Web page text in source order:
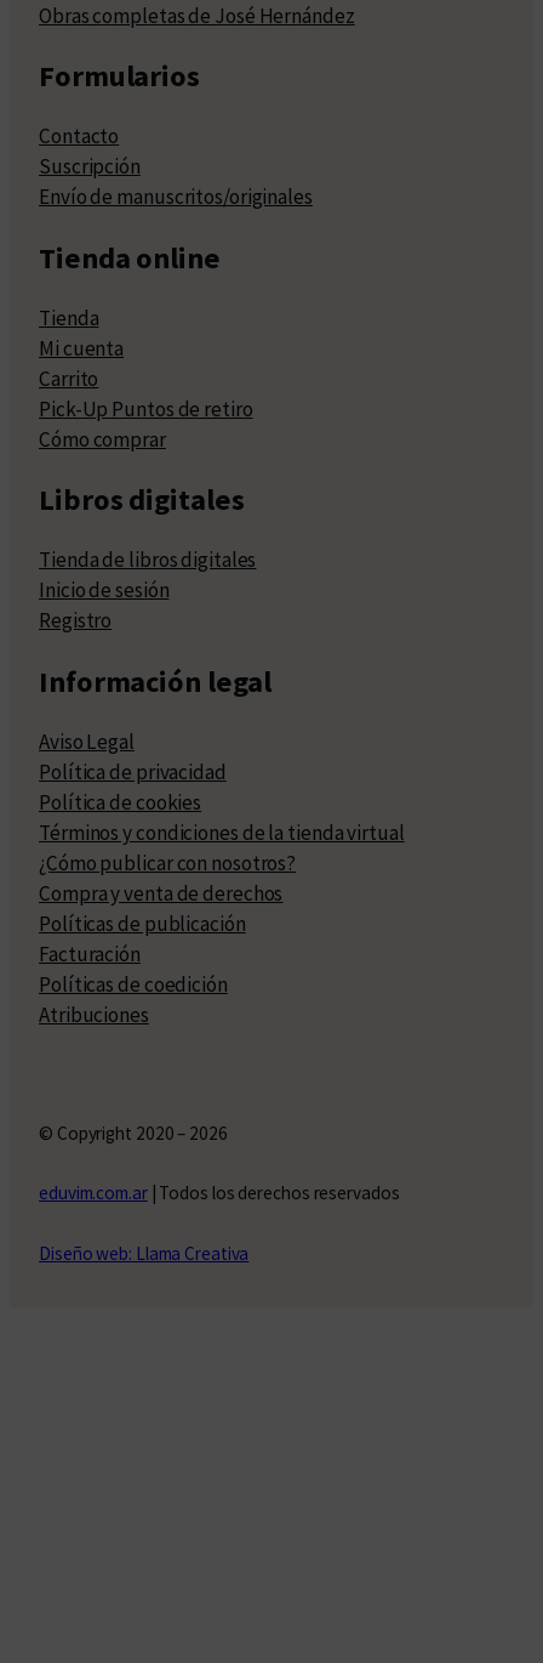
Obras completas de José Hernández
Formularios
Contacto
Suscripción
Envío de manuscritos/originales
Tienda online
Tienda
Mi cuenta
Carrito
Pick-Up Puntos de retiro
Cómo comprar
Libros digitales
Tienda de libros digitales
Inicio de sesión
Registro
Información legal
Aviso Legal
Política de privacidad
Política de cookies
Términos y condiciones de la tienda virtual
¿Cómo publicar con nosotros?
Compra y venta de derechos
Políticas de publicación
Facturación
Políticas de coedición
Atribuciones
© Copyright 2020 – 2026
eduvim.com.ar| Todos los derechos reservados
Diseño web: Llama Creativa